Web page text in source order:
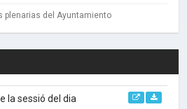
plenarias del Ayuntamiento
la sessió del dia